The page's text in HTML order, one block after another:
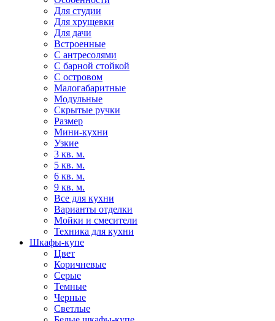
Для студии
Для хрущевки
Для дачи
Встроенные
С антресолями
С барной стойкой
С островом
Малогабаритные
Модульные
Скрытые ручки
Размер
Мини-кухни
Узкие
3 кв. м.
5 кв. м.
6 кв. м.
9 кв. м.
Все для кухни
Варианты отделки
Мойки и смесители
Техника для кухни
Шкафы-купе
Цвет
Коричневые
Серые
Темные
Черные
Светлые